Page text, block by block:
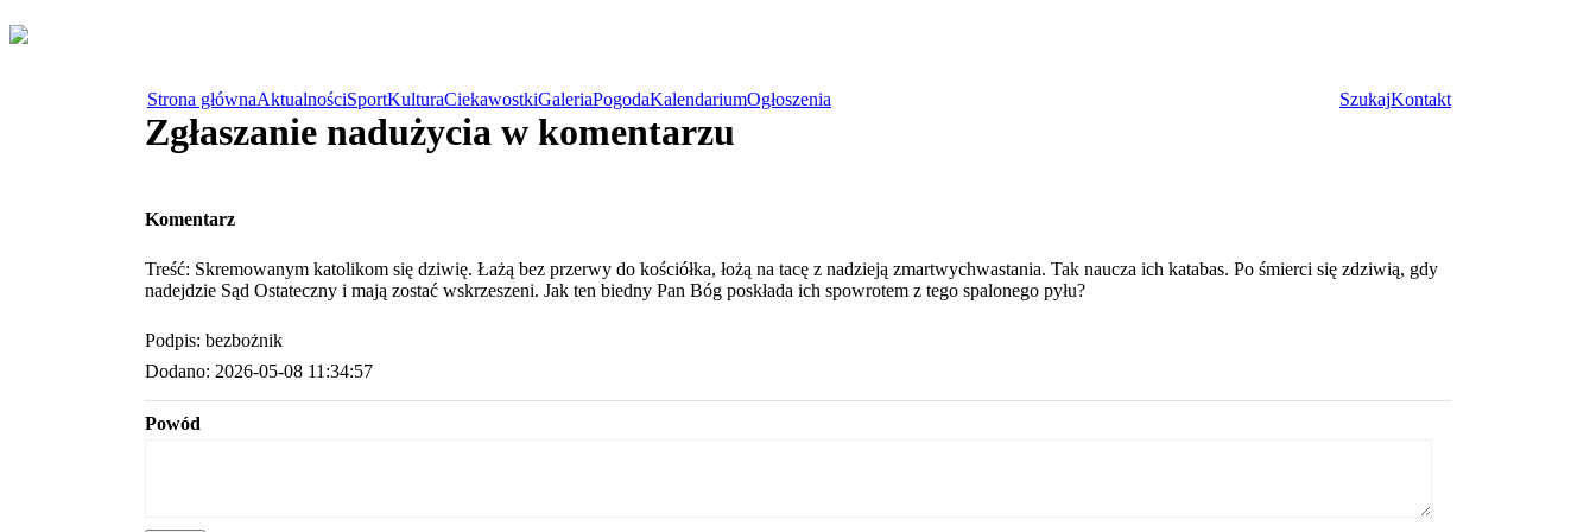
Strona głównaAktualnościSportKulturaCiekawostkiGaleriaPogodaKalendariumOgłoszenia SzukajKontakt
Zgłaszanie nadużycia w komentarzu
Komentarz
Treść: Skremowanym katolikom się dziwię. Łażą bez przerwy do kościółka, łożą na tacę z nadzieją zmartwychwastania. Tak naucza ich katabas. Po śmierci się zdziwią, gdy
nadejdzie Sąd Ostateczny i mają zostać wskrzeszeni. Jak ten biedny Pan Bóg poskłada ich spowrotem z tego spalonego pyłu?
Podpis: bezbożnik
Dodano: 2026-05-08 11:34:57
Powód